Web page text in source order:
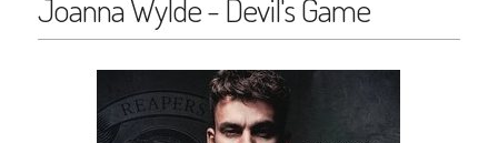
Joanna Wylde - Devil's Game